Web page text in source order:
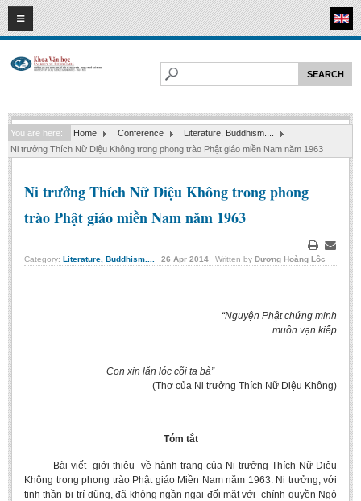
08 2026
HOME
Faculty of Literature
Departments
Department of Literary Theory and Criticism
Department of Foreign Literatures and Comparative Literature
Department of Arts Studies
Undergraduate: Regular Degree
RESEARCH
You are here: Home Conference
Literature, Buddhism....
Ni trưởng Thích Nữ Diệu Không trong phong trào Phật giáo miền Nam năm 1963
Ni trưởng Thích Nữ Diệu Không trong phong
trào Phật giáo miền Nam năm 1963
PrintEmail
Category: Literature, Buddhism.... 26 Apr 2014 Written by Dương Hoàng Lộc
“Nguyện Phật chứng minh
muôn vạn kiếp
Con xin lăn lóc cõi ta bà”
(Thơ của Ni trưởng Thích Nữ Diệu Không)
Tóm tắt
Bài viết giới thiệu về hành trạng của Ni trưởng Thích Nữ Diệu
Không trong phong trào Phật giáo Miền Nam năm 1963. Ni trưởng, với
tinh thần bi-trí-dũng, đã không ngần ngại đối mặt với chính quyền Ngô